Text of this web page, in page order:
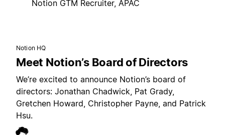
Notion GTM Recruiter, APAC
Notion HQ
Meet Notion’s Board of Directors
We’re excited to announce Notion’s board of
directors: Jonathan Chadwick, Pat Grady,
Gretchen Howard, Christopher Payne, and Patrick
Hsu.